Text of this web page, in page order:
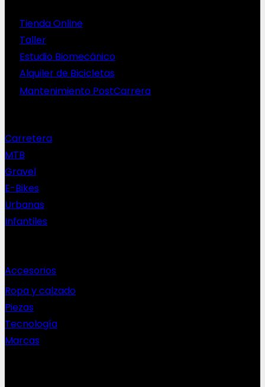
Tienda Online
Taller
Estudio Biomecánico
Alquiler de Bicicletas
Mantenimiento PostCarrera
Carretera
MTB
Gravel
E-Bikes
Urbanas
Infantiles
Accesorios
Ropa y calzado
Piezas
Tecnología
Marcas